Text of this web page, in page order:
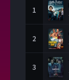
1
2
3